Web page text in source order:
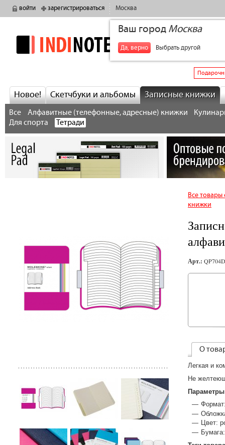
войти зарегистрироваться Москва
Ваш город Москва
Да, верно Выбрать другой
indinotes
Новое! Скетчбуки и альбомы Записные книжки
Все Алфавитные (телефонные, адресные) книжки
Для спорта
Тетради
Все товары
книжки
Арт.:
О
Легкая и
Не
Параметры
Цвет: